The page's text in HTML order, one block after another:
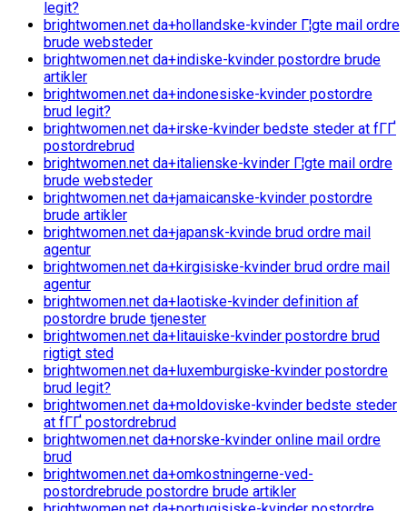
legit?
brightwomen.net da+hollandske-kvinder Г¦gte mail ordre
brude websteder
brightwomen.net da+indiske-kvinder postordre brude
artikler
brightwomen.net da+indonesiske-kvinder postordre
brud legit?
brightwomen.net da+irske-kvinder bedste steder at fГҐ
postordrebrud
brightwomen.net da+italienske-kvinder Г¦gte mail ordre
brude websteder
brightwomen.net da+jamaicanske-kvinder postordre
brude artikler
brightwomen.net da+japansk-kvinde brud ordre mail
agentur
brightwomen.net da+kirgisiske-kvinder brud ordre mail
agentur
brightwomen.net da+laotiske-kvinder definition af
postordre brude tjenester
brightwomen.net da+litauiske-kvinder postordre brud
rigtigt sted
brightwomen.net da+luxemburgiske-kvinder postordre
brud legit?
brightwomen.net da+moldoviske-kvinder bedste steder
at fГҐ postordrebrud
brightwomen.net da+norske-kvinder online mail ordre
brud
brightwomen.net da+omkostningerne-ved-
postordrebrude postordre brude artikler